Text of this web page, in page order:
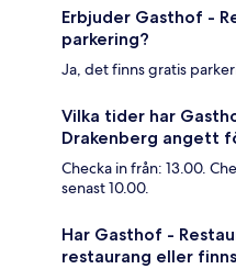
Erbjuder Gasthof -
parkering?
Ja, det finns gratis
Vilka tider har
Drakenberg angett
Checka in från: 13.00.
senast 10.00.
Har Gasthof -
restaurang eller